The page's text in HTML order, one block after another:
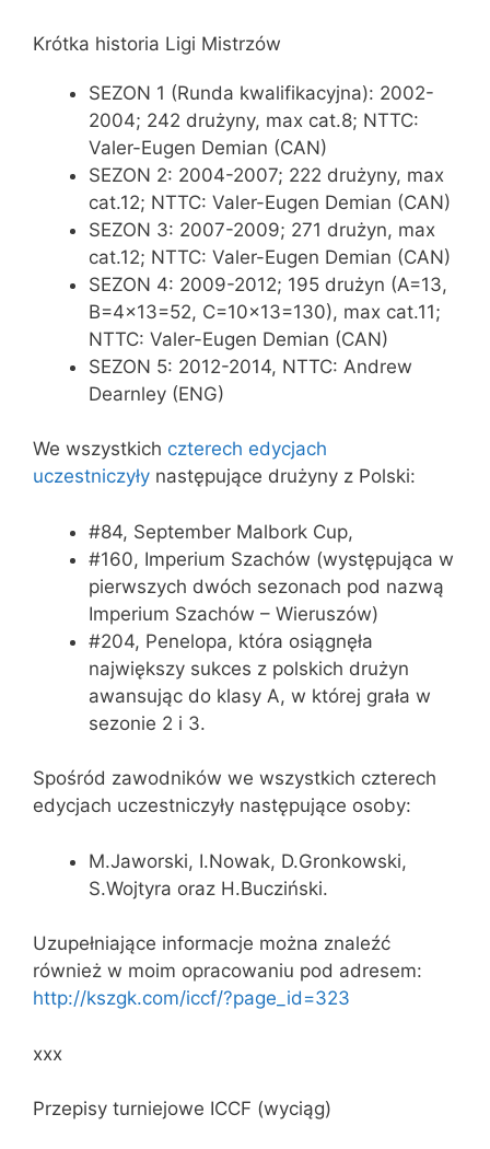
Krótka historia Ligi Mistrzów
SEZON 1 (Runda kwalifikacyjna): 2002-
2004; 242 drużyny, max cat.8; NTTC:
Valer-Eugen Demian (CAN)
SEZON 2: 2004-2007; 222 drużyny, max
cat.12; NTTC: Valer-Eugen Demian (CAN)
SEZON 3: 2007-2009; 271 drużyn, max
cat.12; NTTC: Valer-Eugen Demian (CAN)
SEZON 4: 2009-2012; 195 drużyn (A=13,
B=4×13=52, C=10×13=130), max cat.11;
NTTC: Valer-Eugen Demian (CAN)
SEZON 5: 2012-2014, NTTC: Andrew
Dearnley (ENG)
We wszystkich czterech edycjach
uczestniczyły następujące drużyny z Polski:
#84, September Malbork Cup,
#160, Imperium Szachów (występująca w
pierwszych dwóch sezonach pod nazwą
Imperium Szachów – Wieruszów)
#204, Penelopa, która osiągnęła
największy sukces z polskich drużyn
awansując do klasy A, w której grała w
sezonie 2 i 3.
Spośród zawodników we wszystkich czterech
edycjach uczestniczyły następujące osoby:
M.Jaworski, I.Nowak, D.Gronkowski,
S.Wojtyra oraz H.Bucziński.
Uzupełniające informacje można znaleźć
również w moim opracowaniu pod adresem:
http://kszgk.com/iccf/?page_id=323
xxx
Przepisy turniejowe ICCF (wyciąg)